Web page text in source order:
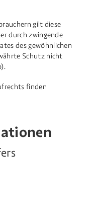
gilt diese
durch zwingende
des gewöhnlichen
Schutz nicht
finden